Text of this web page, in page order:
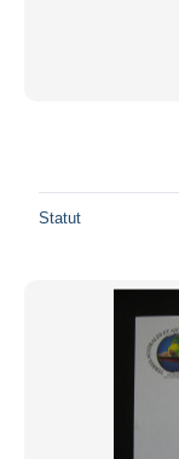
Statut